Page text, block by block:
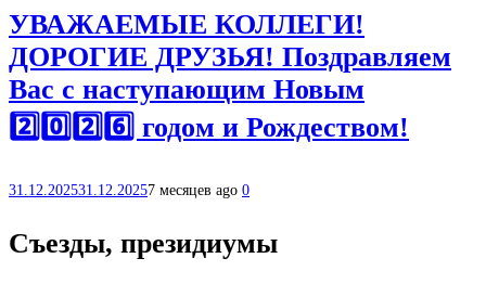
УВАЖАЕМЫЕ КОЛЛЕГИ!
ДОРОГИЕ ДРУЗЬЯ! Поздравляем
Вас с наступающим Новым
2️⃣0️⃣2️⃣6️⃣ годом и Рождеством!
31.12.202531.12.20257 месяцев ago 0
Съезды, президиумы